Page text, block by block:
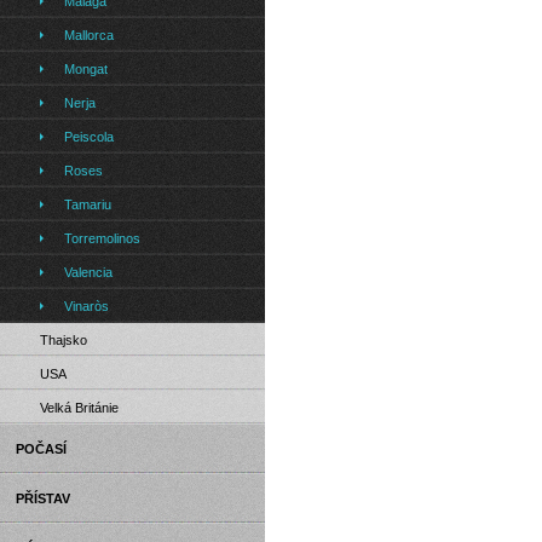
Mallorca
Mongat
Nerja
Peiscola
Roses
Tamariu
Torremolinos
Valencia
Vinaròs
Thajsko
USA
Velká Británie
POČASÍ
PŘÍSTAV